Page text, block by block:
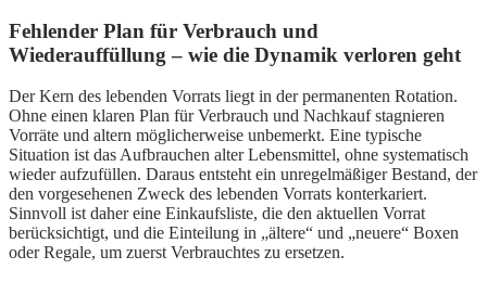
Fehlender Plan für Verbrauch und
Wiederauffüllung – wie die Dynamik verloren geht
Der Kern des lebenden Vorrats liegt in der permanenten Rotation.
Ohne einen klaren Plan für Verbrauch und Nachkauf stagnieren
Vorräte und altern möglicherweise unbemerkt. Eine typische
Situation ist das Aufbrauchen alter Lebensmittel, ohne systematisch
wieder aufzufüllen. Daraus entsteht ein unregelmäßiger Bestand, der
den vorgesehenen Zweck des lebenden Vorrats konterkariert.
Sinnvoll ist daher eine Einkaufsliste, die den aktuellen Vorrat
berücksichtigt, und die Einteilung in „ältere“ und „neuere“ Boxen
oder Regale, um zuerst Verbrauchtes zu ersetzen.